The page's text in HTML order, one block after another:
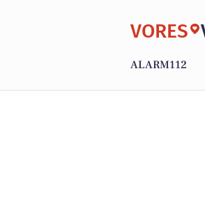
VORES
ALARM112